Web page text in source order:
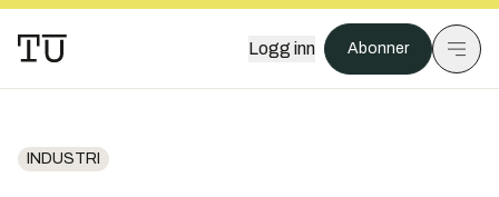
Logg inn Abonner
INDUSTRI